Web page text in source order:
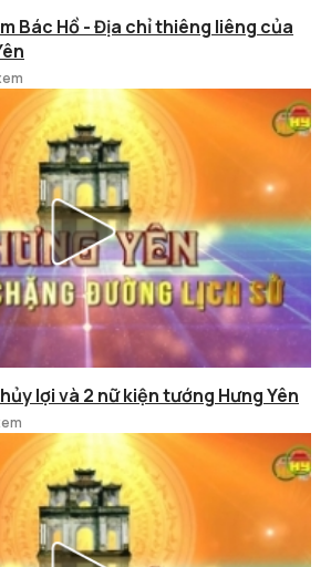
Bác Hồ - Địa chỉ thiêng liêng của
lợi và 2 nữ kiện tướng Hưng Yên